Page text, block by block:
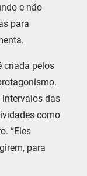
e não
para
criada pelos
das
como
“Eles
para